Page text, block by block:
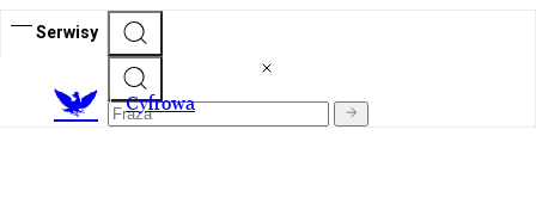
Serwisy
Cyfrowa